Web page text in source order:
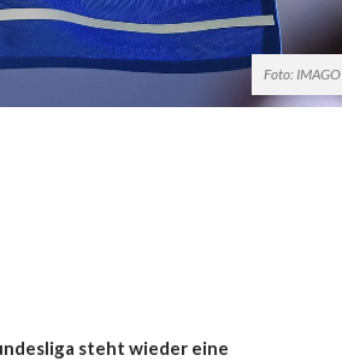
Foto: IMAGO
steht wieder eine